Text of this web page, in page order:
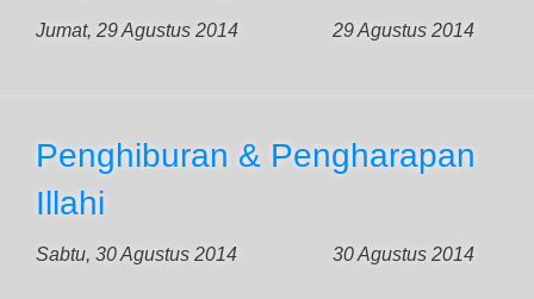
Jumat, 29 Agustus 2014 29 Agustus 2014
Penghiburan & Pengharapan
Illahi
Sabtu, 30 Agustus 2014 30 Agustus 2014